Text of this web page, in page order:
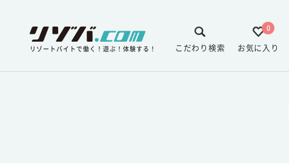
リゾートバイトで働く！遊ぶ！体験する！
0
お気に入り
こだわり検索